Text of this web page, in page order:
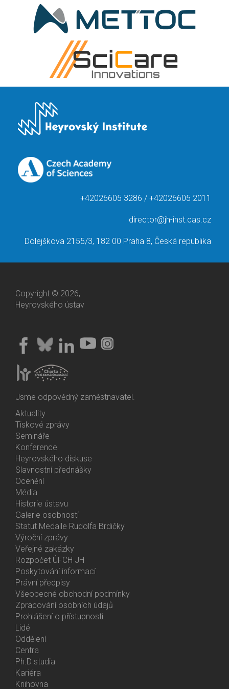
+42026605 3286 / +42026605 2011
director@jh-inst.cas.cz
Dolejškova 2155/3, 182 00 Praha 8, Česká republika
Copyright © 2026,
Heyrovského ústav
Jsme odpovědný zaměstnavatel.
Bottom
Menu
Activities
Aktuality
Tiskové zprávy
Semináře
Konference
Heyrovského diskuse
Slavnostní přednášky
Ocenění
Média
Historie ústavu
Galerie osobností
Statut Medaile Rudolfa Brdičky
Bottom
Menu
About
Us
Výroční zprávy
Veřejné zakázky
Rozpočet ÚFCH JH
Poskytování informací
Právní předpisy
Všeobecné obchodní podmínky
Zpracování osobních údajů
Prohlášení o přístupnosti
Bottom
Menu
Contacts
Lidé
Oddělení
Centra
Ph.D studia
Kariéra
Knihovna